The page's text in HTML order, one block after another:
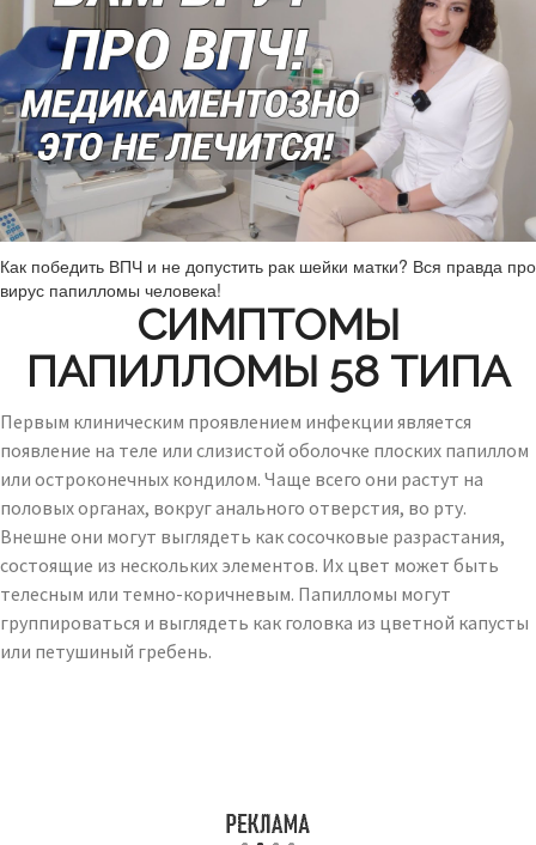
Как победить ВПЧ и не допустить рак шейки матки? Вся правда про
вирус папилломы человека!
СИМПТОМЫ
ПАПИЛЛОМЫ 58 ТИПА
Первым клиническим проявлением инфекции является
появление на теле или слизистой оболочке плоских папиллом
или остроконечных кондилом. Чаще всего они растут на
половых органах, вокруг анального отверстия, во рту.
Внешне они могут выглядеть как сосочковые разрастания,
состоящие из нескольких элементов. Их цвет может быть
телесным или темно-коричневым. Папилломы могут
группироваться и выглядеть как головка из цветной капусты
или петушиный гребень.